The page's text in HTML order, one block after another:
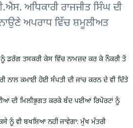
ਅਧਿਕਾਰੀ ਰਾਜਜੀਤ ਸਿੰਘ ਦੀ
ਅਪਰਾਧ ਵਿੱਚ ਸ਼ਮੂਲੀਅਤ
ਨੂੰ ਡਰੱਗ ਤਸਕਰੀ ਕੇਸ ਵਿੱਚ ਨਾਮਜ਼ਦ ਕਰ ਕੇ ਨੌਕਰੀ ਤੋਂ
ਨਾਲ ਕਮਾਈ ਹੋਈ ਸੰਪਤੀ ਦੀ ਜਾਂਚ ਕਰਨ ਦੇ ਵੀ ਦਿੱਤੇ
ਦੀ ਮਿਲੀਭੁਗਤ ਕਰਕੇ ਬੰਦ ਪਈਆਂ ਰਿਪੋਰਟਾਂ ਨੂੰ
ਨੂੰ ਵੀ ਬਖਸ਼ਿਆ ਨਹੀਂ ਜਾਵੇਗਾ: ਮੁੱਖ ਮੰਤਰੀ